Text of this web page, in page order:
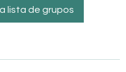
lista de grupos